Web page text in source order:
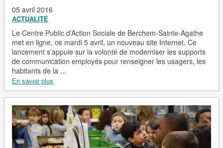
05 avril 2016
ACTUALITÉ
Le Centre Public d’Action Sociale de Berchem-Sainte-Agathe
met en ligne, ce mardi 5 avril, un nouveau site Internet. Ce
lancement s’appuie sur la volonté de moderniser les supports
de communication employés pour renseigner les usagers, les
habitants de la ...
En savoir plus